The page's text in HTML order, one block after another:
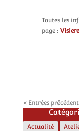
Toutes les
page :
« Entrées
Actualité